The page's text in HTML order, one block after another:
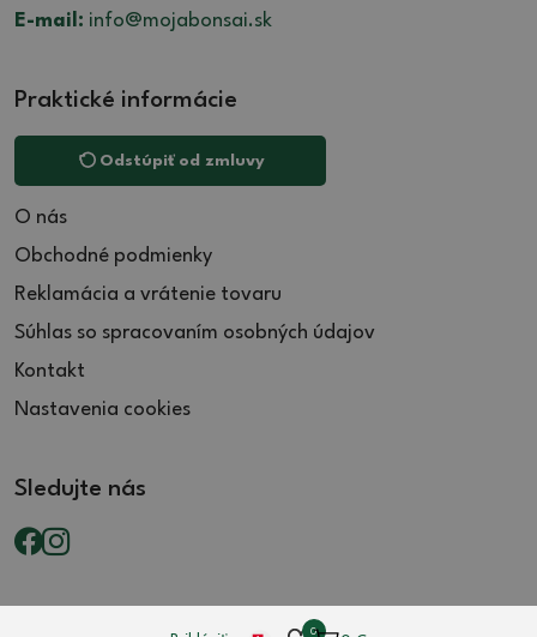
0
E-mail: info@mojabonsai.sk
Praktické informácie
Odstúpiť od zmluvy
O nás
Obchodné podmienky
Reklamácia a vrátenie tovaru
Súhlas so spracovaním osobných údajov
Kontakt
Nastavenia cookies
Sledujte nás